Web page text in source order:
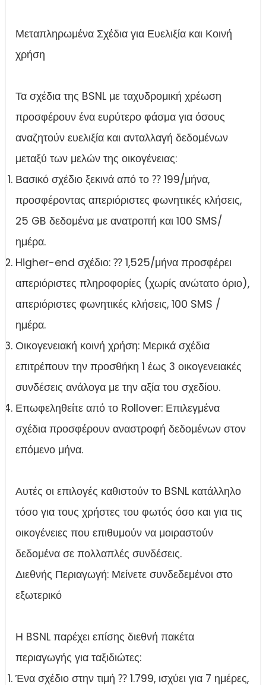
Μεταπληρωμένα Σχέδια για Ευελιξία και Κοινή
χρήση
Τα σχέδια της BSNL με ταχυδρομική χρέωση
προσφέρουν ένα ευρύτερο φάσμα για όσους
αναζητούν ευελιξία και ανταλλαγή δεδομένων
μεταξύ των μελών της οικογένειας:
Βασικό σχέδιο ξεκινά από το ⁇ 199/μήνα,
προσφέροντας απεριόριστες φωνητικές κλήσεις,
25 GB δεδομένα με ανατροπή και 100 SMS/
ημέρα.
Higher-end σχέδιο: ⁇ 1,525/μήνα προσφέρει
απεριόριστες πληροφορίες (χωρίς ανώτατο όριο),
απεριόριστες φωνητικές κλήσεις, 100 SMS /
ημέρα.
Οικογενειακή κοινή χρήση: Μερικά σχέδια
επιτρέπουν την προσθήκη 1 έως 3 οικογενειακές
συνδέσεις ανάλογα με την αξία του σχεδίου.
Επωφεληθείτε από το Rollover: Επιλεγμένα
σχέδια προσφέρουν αναστροφή δεδομένων στον
επόμενο μήνα.
Αυτές οι επιλογές καθιστούν το BSNL κατάλληλο
τόσο για τους χρήστες του φωτός όσο και για τις
οικογένειες που επιθυμούν να μοιραστούν
δεδομένα σε πολλαπλές συνδέσεις.
Διεθνής Περιαγωγή: Μείνετε συνδεδεμένοι στο
εξωτερικό
Η BSNL παρέχει επίσης διεθνή πακέτα
περιαγωγής για ταξιδιώτες:
Ένα σχέδιο στην τιμή ⁇ 1.799, ισχύει για 7 ημέρες,